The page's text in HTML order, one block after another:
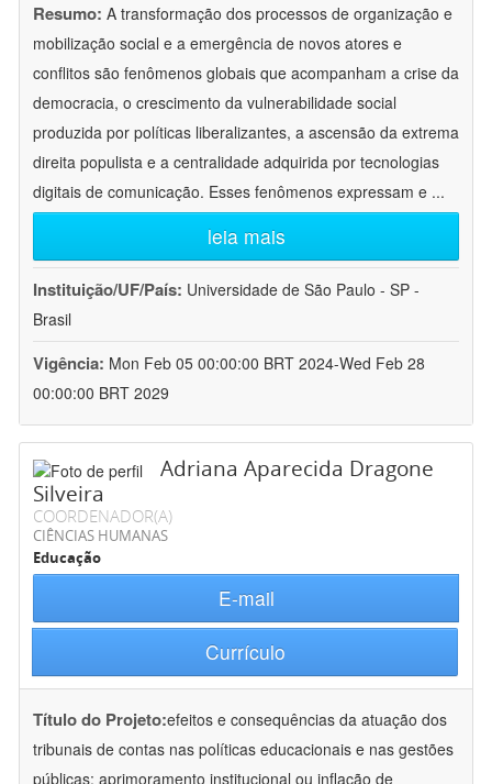
Resumo: A transformação dos processos de organização e
mobilização social e a emergência de novos atores e
conflitos são fenômenos globais que acompanham a crise da
democracia, o crescimento da vulnerabilidade social
produzida por políticas liberalizantes, a ascensão da extrema
direita populista e a centralidade adquirida por tecnologias
digitais de comunicação. Esses fenômenos expressam e ...
leia mais
Instituição/UF/País: Universidade de São Paulo - SP -
Brasil
Vigência: Mon Feb 05 00:00:00 BRT 2024-Wed Feb 28
00:00:00 BRT 2029
Adriana Aparecida Dragone
Silveira
COORDENADOR(A)
CIÊNCIAS HUMANAS
Educação
E-mail
Currículo
Título do Projeto:efeitos e consequências da atuação dos
tribunais de contas nas políticas educacionais e nas gestões
públicas: aprimoramento institucional ou inflação de